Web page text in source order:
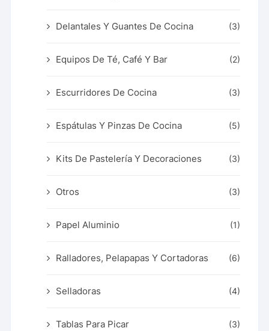
Delantales Y Guantes De Cocina (3)
Equipos De Té, Café Y Bar (2)
Escurridores De Cocina (3)
Espátulas Y Pinzas De Cocina (5)
Kits De Pastelería Y Decoraciones (3)
Otros (3)
Papel Aluminio (1)
Ralladores, Pelapapas Y Cortadoras (6)
Selladoras (4)
Tablas Para Picar (3)